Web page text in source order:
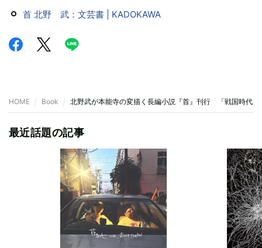
首 北野 武：文芸書 | KADOKAWA
HOME Book 北野武が本能寺の変描く長編小説『首』刊行 「戦国時代小
最近話題の記事